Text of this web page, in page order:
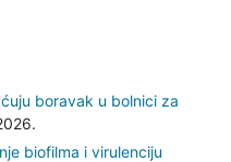
boravak u bolnici za
biofilma i virulenciju